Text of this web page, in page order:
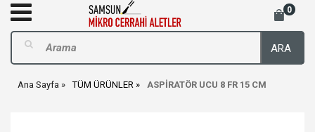
0
ARA
Ana Sayfa TÜM ÜRÜNLER ASPİRATÖR UCU 8 FR 15 CM